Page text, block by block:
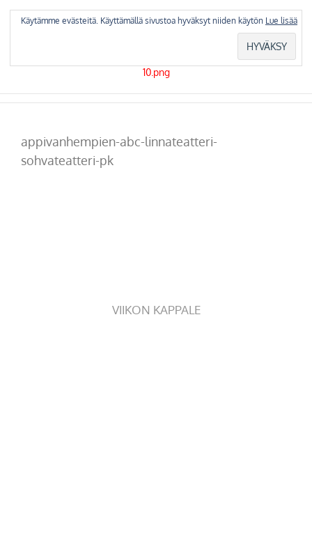
appivanhempien-abc-linnateatteri-
sohvateatteri-pk
VIIKON KAPPALE
Käytämme evästeitä. Käyttämällä sivustoa hyväksyt niiden käytön Lue lisää